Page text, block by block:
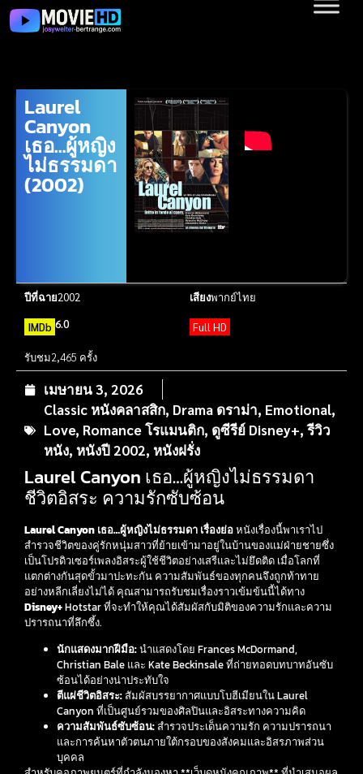
Laurel
Canyon
เธอ…ผู้หญิง
ไม่ธรรมดา
(2002)
ปีที่ฉาย2002 เสียงพากย์ไทย
IMDb 6.0 Full HD
รับชม2,465 ครั้ง
เมษายน 3, 2026
Classic หนังคลาสสิก, Drama ดราม่า, Emotional,
Love, Romance โรแมนติก, ดูซีรีย์ Disney+,รีวิว
หนัง, หนังปี 2002, หนังฝรั่ง
Laurel Canyon เธอ…ผู้หญิงไม่ธรรมดา
ชีวิตอิสระ ความรักซับซ้อน
Laurel Canyon เธอ…ผู้หญิงไม่ธรรมดา เรื่องย่อหนังเรื่องนี้พาเราไป
สำรวจชีวิตของคู่รักหนุ่มสาวที่ย้ายเข้ามาอยู่ในบ้านของแม่ฝ่ายชายซึ่ง
เป็นโปรดิวเซอร์เพลงอิสระผู้ใช้ชีวิตอย่างเสรีและไม่ยึดติด เมื่อโลกที่
แตกต่างกันสุดขั้วมาปะทะกัน ความสัมพันธ์ของทุกคนจึงถูกท้าทาย
อย่างหลีกเลี่ยงไม่ได้ คุณสามารถรับชมเรื่องราวเข้มข้นนี้ได้ทาง
Disney+Hotstar ที่จะทำให้คุณได้สัมผัสกับมิติของความรักและความ
ปรารถนาที่ลึกซึ้ง.
นักแสดงมากฝีมือ:นำแสดงโดย Frances McDormand,
Christian Bale และ Kate Beckinsale ที่ถ่ายทอดบทบาทอันซับ
ซ้อนได้อย่างน่าประทับใจ
ตีแผ่ชีวิตอิสระ:สัมผัสบรรยากาศแบบโบฮีเมียนใน Laurel
Canyon ที่เป็นศูนย์รวมของศิลปินและอิสระทางความคิด
ความสัมพันธ์ซับซ้อน:สำรวจประเด็นความรัก ความปรารถนา
และการค้นหาตัวตนภายใต้กรอบของสังคมและอิสรภาพส่วน
บุคคล